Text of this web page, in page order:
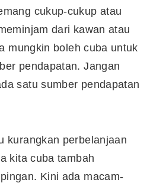
cukup-cukup atau
dari kawan atau
mungkin boleh cuba untuk
pendapatan. Jangan
satu sumber pendapatan
kurangkan perbelanjaan
kita cuba tambah
Kini ada macam-